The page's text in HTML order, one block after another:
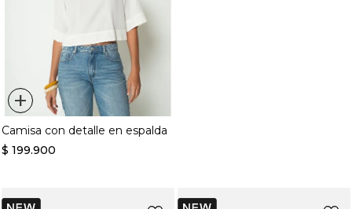
+
Camisa con detalle en espalda
$ 199.900